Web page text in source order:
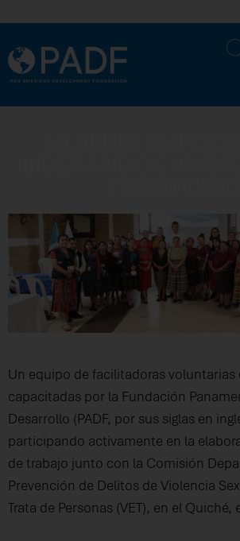
Un equipo de facilitadoras
capacitadas por la Fundación
Desarrollo (PADF, por sus siglas en
participando activamente en la
de trabajo junto con la Comisión
Prevención de Delitos de Violencia
Trata de Personas (VET), en el Quiché,